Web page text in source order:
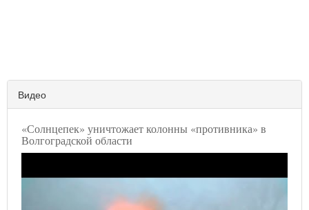
Видео
«Солнцепек» уничтожает колонны «противника» в
Волгоградской области